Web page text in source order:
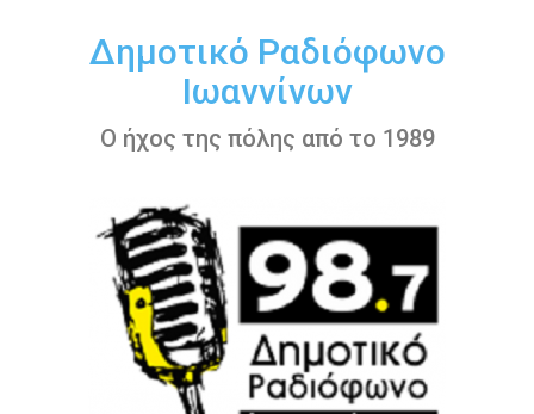
περιεχόμενοΔημοτικό Ραδιόφωνο
Ιωαννίνων
Ο ήχος της πόλης από το 1989